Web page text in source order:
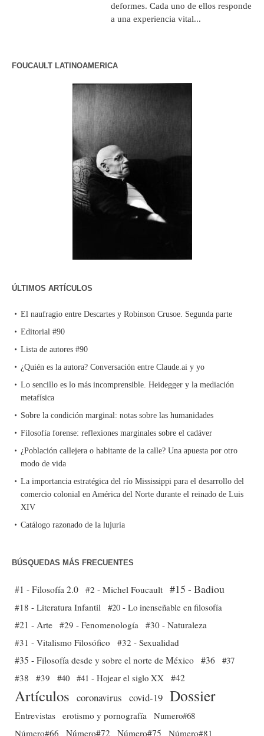
deformes. Cada uno de ellos responde
a una experiencia vital...
FOUCAULT LATINOAMERICA
ÚLTIMOS ARTÍCULOS
El naufragio entre Descartes y Robinson Crusoe. Segunda parte
Editorial #90
Lista de autores #90
¿Quién es la autora? Conversación entre Claude.ai y yo
Lo sencillo es lo más incomprensible. Heidegger y la mediación
metafísica
Sobre la condición marginal: notas sobre las humanidades
Filosofía forense: reflexiones marginales sobre el cadáver
¿Población callejera o habitante de la calle? Una apuesta por otro
modo de vida
La importancia estratégica del río Mississippi para el desarrollo del
comercio colonial en América del Norte durante el reinado de Luis
XIV
Catálogo razonado de la lujuria
BÚSQUEDAS MÁS FRECUENTES
#1 - Filosofía 2.0 #2 - Michel Foucault #15 - Badiou
#18 - Literatura Infantil #20 - Lo inenseñable en filosofía
#21 - Arte #29 - Fenomenología
#30 - Naturaleza
#31 - Vitalismo Filosófico
#32 - Sexualidad
#35 - Filosofía desde y sobre el norte de México #36 #37
#38
#39 #40 #41 - Hojear el siglo XX #42
Artículos coronavirus covid-19 Dossier
Entrevistas erotismo y pornografía
Numero#68
Número#66
Número#72 Número#75
Número#81